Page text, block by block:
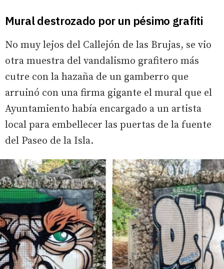
Mural destrozado por un pésimo grafiti
No muy lejos del Callejón de las Brujas, se vio
otra muestra del vandalismo grafitero más
cutre con la hazaña de un gamberro que
arruinó con una firma gigante el mural que el
Ayuntamiento había encargado a un artista
local para embellecer las puertas de la fuente
del Paseo de la Isla.